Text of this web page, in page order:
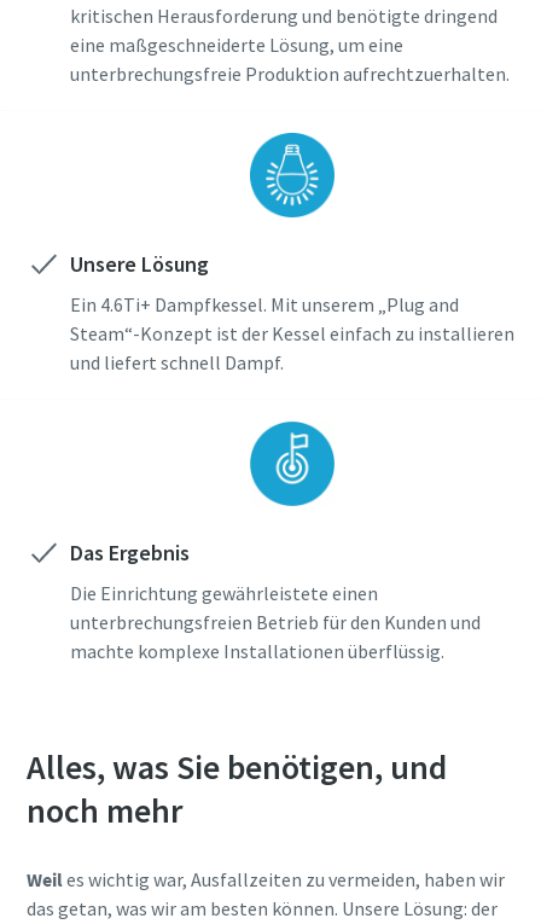
kritischen Herausforderung und benötigte dringend
eine maßgeschneiderte Lösung, um eine
unterbrechungsfreie Produktion aufrechtzuerhalten.
Unsere Lösung
Ein 4.6Ti+ Dampfkessel. Mit unserem „Plug and
Steam“-Konzept ist der Kessel einfach zu installieren
und liefert schnell Dampf.
Das Ergebnis
Die Einrichtung gewährleistete einen
unterbrechungsfreien Betrieb für den Kunden und
machte komplexe Installationen überflüssig.
Alles, was Sie benötigen, und
noch mehr
Weiles wichtig war, Ausfallzeiten zu vermeiden, haben wir
das getan, was wir am besten können. Unsere Lösung: der